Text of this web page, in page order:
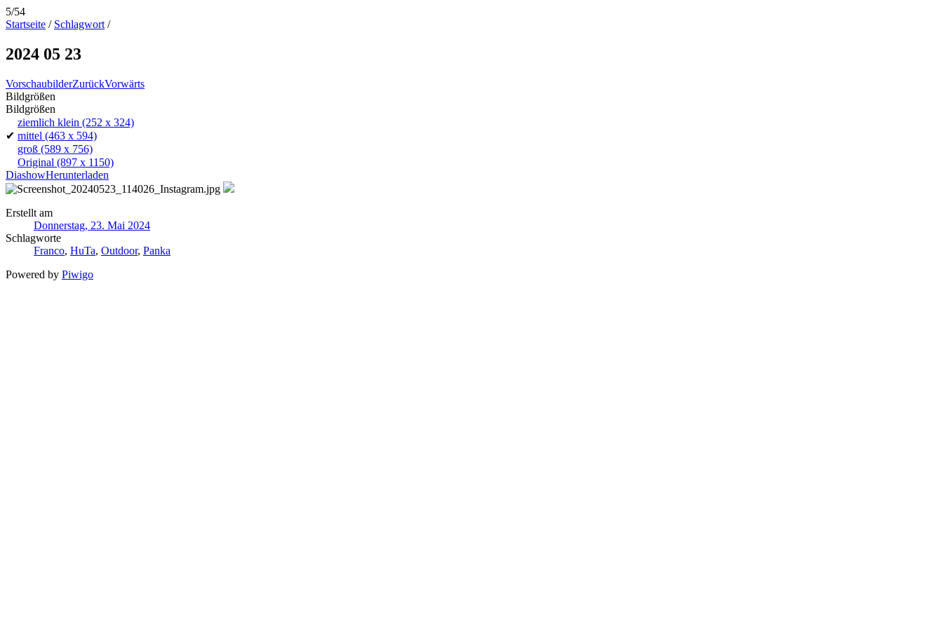
5/54
Startseite / Schlagwort /
2024 05 23
VorschaubilderZurückVorwärts
Bildgrößen
Bildgrößen
ziemlich klein (252 x 324)
✔ mittel (463 x 594)
groß (589 x 756)
Original (897 x 1150)
DiashowHerunterladen
Erstellt am
Donnerstag, 23. Mai 2024
Schlagworte
Franco, HuTa, Outdoor, Panka
Powered by Piwigo